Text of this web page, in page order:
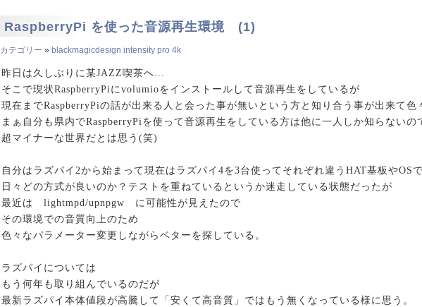
RaspberryPi を使った音源再生環境 (1)
カテゴリー » blackmagicdesign intensity pro 4k
昨日は久しぶりに某JAZZ喫茶へ...
そこで現状RaspberryPiにvolumioをインストールして音源再生をしているが
現在までRaspberryPiの話が出来る人と会った事が無いという方と知り合う事が出来て色
まぁ自分も県内でRaspberryPiを使って音源再生をしている方は他に一人しか知らないの
超マイナーな世界だとは思う(笑)
自分はラズパイ2から始まって現在はラズパイ4を3台使ってそれぞれ違うHAT基板やOS
日々どの方式が良いのか？テストを重ねているというか迷走している状態だったが
最近は lightmpd/upnpgw に可能性が見えたので
その環境での音質向上のため
色々なパラメーター変更しながらベターを探している。
ラズパイについては
もう何年も取り組んでいるのだが
最新ラズパイ本体値段が高騰して「安くて高音質」ではもう無くなっている様に思う。